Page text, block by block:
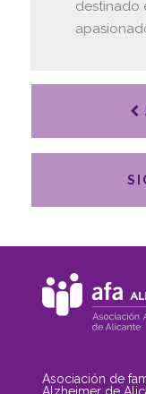
destinado
Asociación de